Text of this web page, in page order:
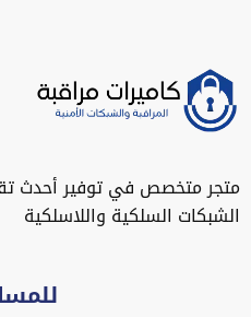
متجر متخصص في توفير أحدث
الشبكات السلكية واللاسلكية